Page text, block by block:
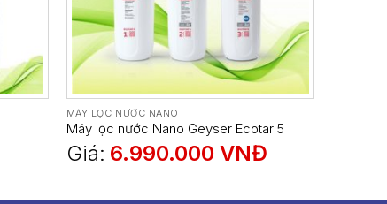
MÁY LỌC NƯỚC NANO
Máy lọc nước Nano Geyser Ecotar 5
Giá: 6.990.000 VNĐ